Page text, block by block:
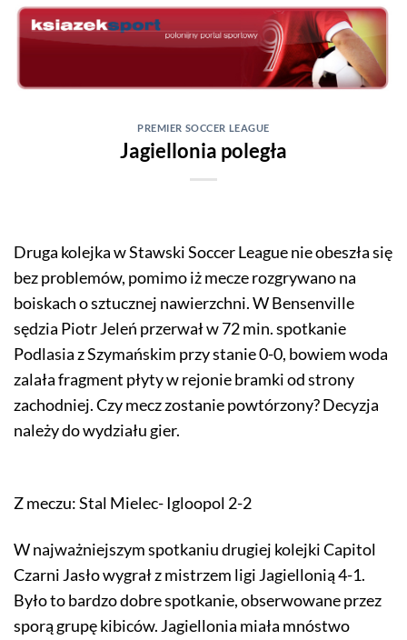
Skip
PREMIER SOCCER LEAGUE
Jagiellonia poległa
Druga kolejka w Stawski Soccer League nie obeszła się
bez problemów, pomimo iż mecze rozgrywano na
boiskach o sztucznej nawierzchni. W Bensenville
sędzia Piotr Jeleń przerwał w 72 min. spotkanie
Podlasia z Szymańskim przy stanie 0-0, bowiem woda
zalała fragment płyty w rejonie bramki od strony
zachodniej. Czy mecz zostanie powtórzony? Decyzja
należy do wydziału gier.
Z meczu: Stal Mielec- Igloopol 2-2
W najważniejszym spotkaniu drugiej kolejki Capitol
Czarni Jasło wygrał z mistrzem ligi Jagiellonią 4-1.
Było to bardzo dobre spotkanie, obserwowane przez
sporą grupę kibiców. Jagiellonia miała mnóstwo